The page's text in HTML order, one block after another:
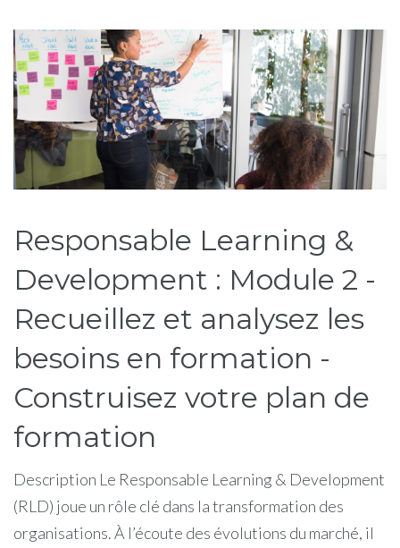
Étiquette :
Construction
Responsable Learning &
Development : Module 2 -
Recueillez et analysez les
besoins en formation -
Construisez votre plan de
formation
Description Le Responsable Learning & Development
(RLD) joue un rôle clé dans la transformation des
organisations. À l’écoute des évolutions du marché, il